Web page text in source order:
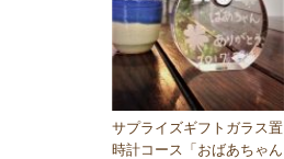
サプライズギフトガラス置
時計コース「おばあちゃん